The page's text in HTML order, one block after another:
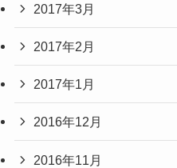
2017年3月
2017年2月
2017年1月
2016年12月
2016年11月